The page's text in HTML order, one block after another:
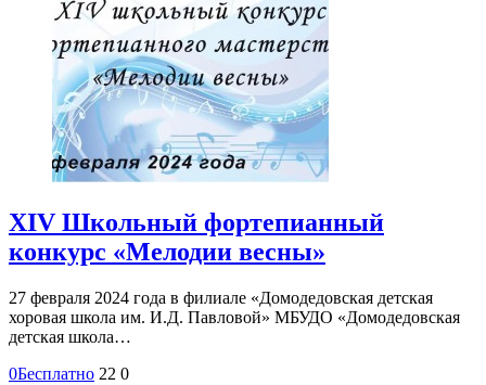
XIV Школьный фортепианный
конкурс «Мелодии весны»
27 февраля 2024 года в филиале «Домодедовская детская
хоровая школа им. И.Д. Павловой» МБУДО «Домодедовская
детская школа…
0Бесплатно 22 0